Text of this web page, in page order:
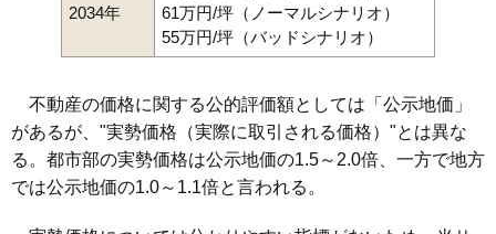
2034年
61万円/坪（ノーマルシナリオ）
55万円/坪（バッドシナリオ）
不動産の価格に関する公的評価額としては「公示地価」
があるが、"実勢価格（実際に取引される価格）"とは異な
る。都市部の実勢価格は公示地価の1.5～2.0倍、一方で地方
では公示地価の1.0～1.1倍と言われる。